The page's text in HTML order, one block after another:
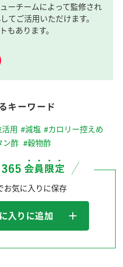
ーチームによって監修され
てご活用いただけます。
もあります。
キーワード
用 #減塩 #カロリー控えめ
ン酢 #穀物酢
お気に入りに保存
入りに追加